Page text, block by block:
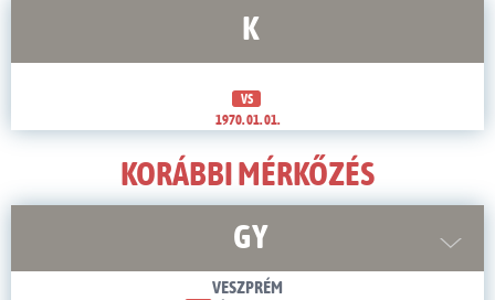
K
VS
1970. 01. 01.
KORÁBBI MÉRKŐZÉS
GY
VESZPRÉM